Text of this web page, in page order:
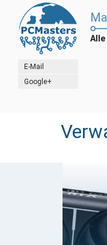
E-Mail
Google+
Alle